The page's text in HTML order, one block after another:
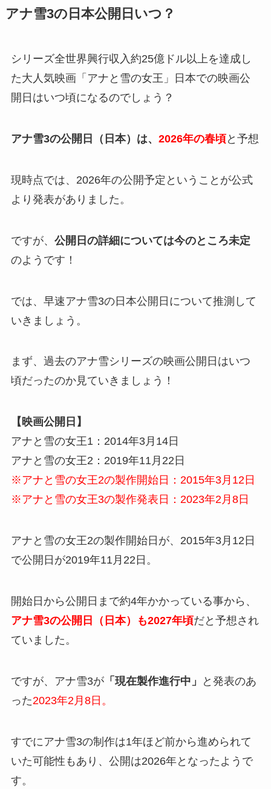
アナ雪3の日本公開日いつ？
シリーズ全世界興行収入約25億ドル以上を達成し
た大人気映画「アナと雪の女王」日本での映画公
開日はいつ頃になるのでしょう？
アナ雪3の公開日（日本）は、 2026年の春頃と予想
現時点では、2026年の公開予定ということが公式
より発表がありました。
ですが、 公開日の詳細については今のところ未定
のようです！
では、早速アナ雪3の日本公開日について推測して
いきましょう。
まず、過去のアナ雪シリーズの映画公開日はいつ
頃だったのか見ていきましょう！
【映画公開日】
アナと雪の女王1：2014年3月14日
アナと雪の女王2：2019年11月22日
※アナと雪の女王2の製作開始日：2015年3月12日
※アナと雪の女王3の製作発表日：2023年2月8日
アナと雪の女王2の製作開始日が、2015年3月12日
で公開日が2019年11月22日。
開始日から公開日まで約4年かかっている事から、
アナ雪3の公開日（日本）も2027年頃だと予想され
ていました。
ですが、アナ雪3が「現在製作進行中」
と発表のあ
った2023年2月8日。
すでにアナ雪3の制作は1年ほど前から進められて
いた可能性もあり、公開は2026年となったようで
す。